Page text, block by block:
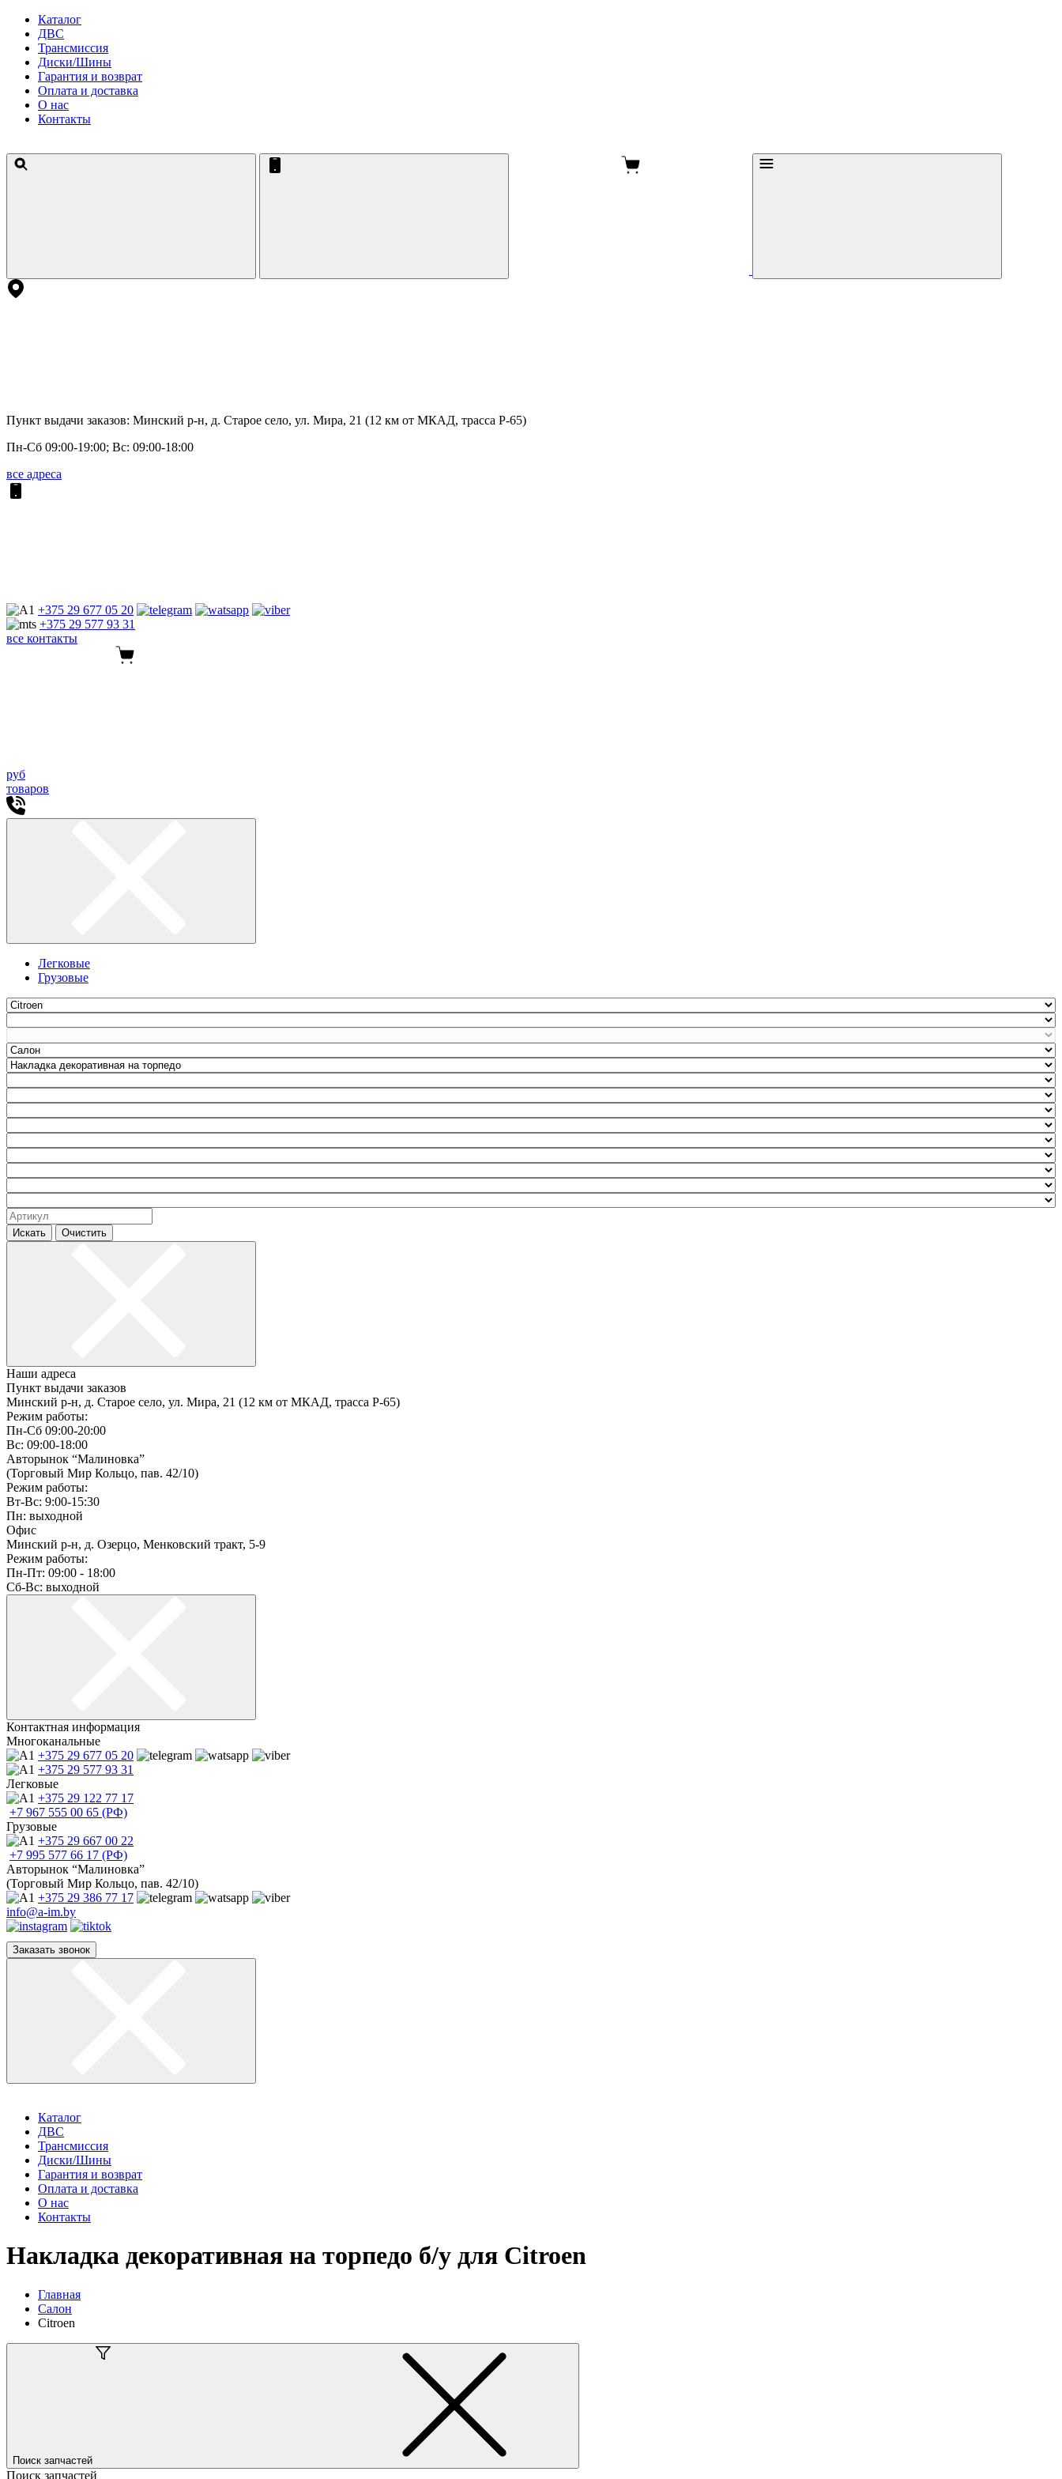
Каталог
ДВС
Трансмиссия
Диски/Шины
Гарантия и возврат
Оплата и доставка
О нас
Контакты
Пункт выдачи заказов: Минский р-н, д. Старое село, ул. Мира, 21 (12 км от МКАД, трасса P-65)
Пн-Сб 09:00-19:00; Вс: 09:00-18:00
все адреса
+375 29 677 05 20
+375 29 577 93 31
все контакты
руб
товаров
Легковые
Грузовые
Искать Очистить
Наши адреса
Пункт выдачи заказов
Минский р-н, д. Старое село, ул. Мира, 21 (12 км от МКАД, трасса P-65)
Режим работы:
Пн-Сб 09:00-20:00
Вс: 09:00-18:00
Авторынок “Малиновка”
(Торговый Мир Кольцо, пав. 42/10)
Режим работы:
Вт-Вс: 9:00-15:30
Пн: выходной
Офис
Минский р-н, д. Озерцо, Менковский тракт, 5-9
Режим работы:
Пн-Пт: 09:00 - 18:00
Сб-Вс: выходной
Контактная информация
Многоканальные
+375 29 677 05 20
+375 29 577 93 31
Легковые
+375 29 122 77 17
+7 967 555 00 65 (РФ)
Грузовые
+375 29 667 00 22
+7 995 577 66 17 (РФ)
Авторынок “Малиновка”
(Торговый Мир Кольцо, пав. 42/10)
+375 29 386 77 17
info@a-im.by
Заказать звонок
Каталог
ДВС
Трансмиссия
Диски/Шины
Гарантия и возврат
Оплата и доставка
О нас
Контакты
Накладка декоративная на торпедо б/у для Citroen
Главная
Салон
Citroen
Поиск запчастей
Поиск запчастей